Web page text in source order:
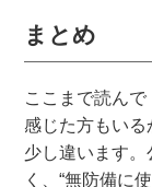
まとめ
ここまで読ん
感じた方もい
少し違います
く、“無防備に